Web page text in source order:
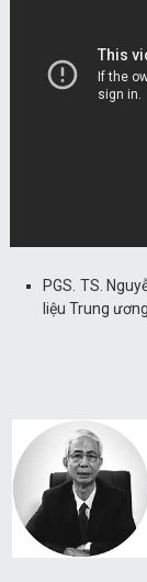
PGS. TS.
liệu Trung ương